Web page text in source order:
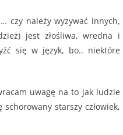
czy należy wyzywać innych,
jest złośliwa, wredna i
się w język, bo.. niektóre
uwagę na to jak ludzie
starszy człowiek,